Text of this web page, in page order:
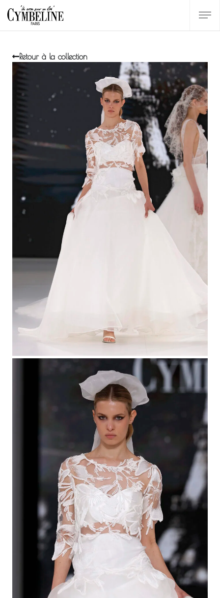
Retour à la collection